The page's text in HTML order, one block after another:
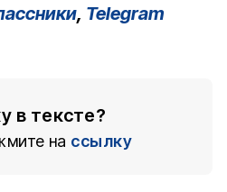
, Telegram
в тексте?
на ссылку